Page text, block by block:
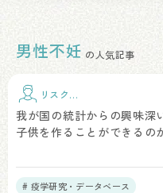
男性不妊 の人気記事
リスク因
我が国の統計からの興味深
子供を作ることができるの
# 疫学研究・データベース